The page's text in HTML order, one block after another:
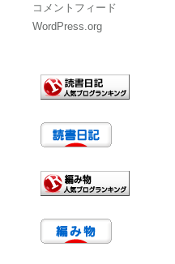
コメントフィード
WordPress.org